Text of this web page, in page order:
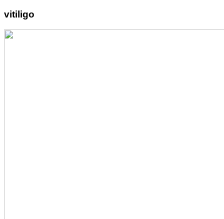
vitiligo